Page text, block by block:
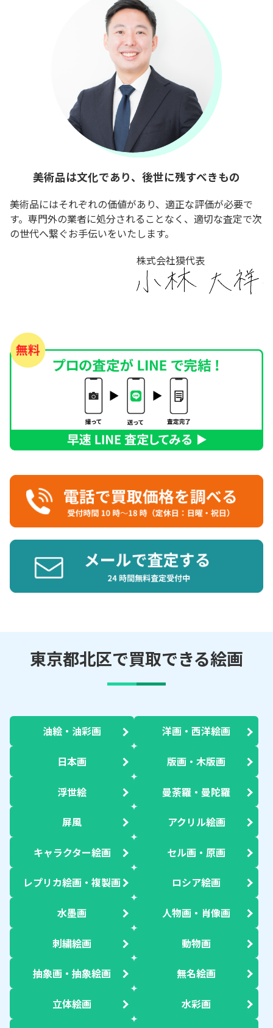
美術品は文化であり、後世に残すべきもの
美術品にはそれぞれの価値があり、適正な評価が必要で
す。専門外の業者に処分されることなく、適切な査定で次
の世代へ繋ぐお手伝いをいたします。
株式会社獏代表
東京都北区で買取できる絵画
油絵・油彩画 洋画・西洋絵画
日本画 版画・木版画
浮世絵 曼荼羅・曼陀羅
屏風 アクリル絵画
キャラクター絵画 セル画・原画
レプリカ絵画・複製画 ロシア絵画
水墨画 人物画・肖像画
刺繍絵画 動物画
抽象画・抽象絵画 無名絵画
立体絵画 水彩画